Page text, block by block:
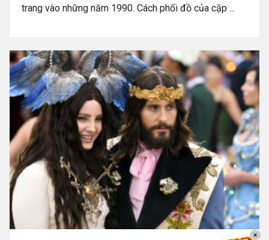
trang vào những năm 1990. Cách phối đồ của cặp ...
×